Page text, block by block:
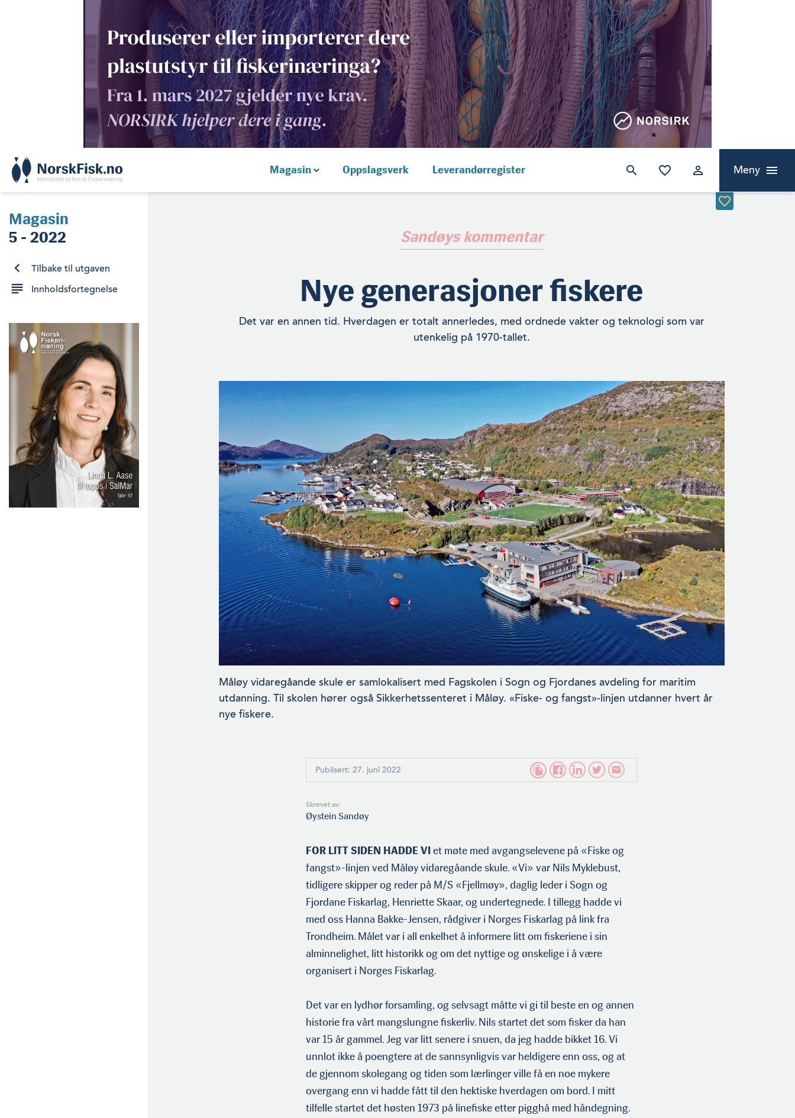
Magasin Oppslagsverk Leverandørregister Meny
Magasin
5 - 2022
Tilbake til utgaven
Innholdsfortegnelse
Sandøys kommentar
Nye generasjoner fiskere
Det var en annen tid. Hverdagen er totalt annerledes, med ordnede vakter og teknologi som var
utenkelig på 1970-tallet.
Måløy vidaregåande skule er samlokalisert med Fagskolen i Sogn og Fjordanes avdeling for maritim
utdanning. Til skolen hører også Sikkerhetssenteret i Måløy. «Fiske- og fangst»-linjen utdanner hvert år
nye fiskere.
Publisert: 27. juni 2022
Skrevet av:
Øystein Sandøy
FOR LITT SIDEN HADDE VIet møte med avgangselevene på «Fiske og
fangst»-linjen ved Måløy vidaregåande skule. «Vi» var Nils Mykle­bust,
tidligere skipper og reder på M/S «Fjellmøy», daglig leder i Sogn og
Fjordane Fiskarlag, Henriette Skaar, og undertegnede. I tillegg hadde vi
med oss Hanna Bakke-Jensen, rådgiver i Norges Fiskarlag på link fra
Trondheim. Målet var i all enkelhet å informere litt om fiskeriene i sin
alminnelighet, litt historikk og om det nyttige og ønskelige i å være
organisert i Norges Fiskarlag.
Det var en lydhør forsamling, og selvsagt måtte vi gi til beste en og annen
historie fra vårt mangslungne fiskerliv. Nils startet det som fisker da han
var 15 år gammel. Jeg var litt senere i snuen, da jeg hadde bikket 16. Vi
unnlot ikke å poengtere at de sannsynligvis var heldigere enn oss, og at
de gjennom skolegang og tiden som lærlinger ville få en noe mykere
overgang enn vi hadde fått til den hektiske hverdagen om bord. I mitt
tilfelle startet det høsten 1973 på linefiske etter pigghå med håndegning.